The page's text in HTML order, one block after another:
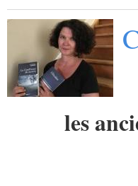
les